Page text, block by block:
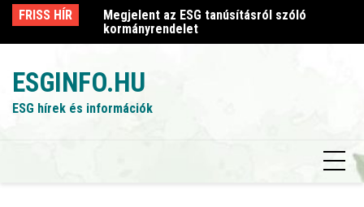
Skip
content
FRISS HÍR
szóló
Megjelent az ESG tanúsításról szóló
kormányrendelet
ESGINFO.HU
ESG hírek és információk